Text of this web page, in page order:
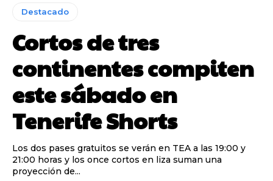
Destacado
Cortos de tres
continentes compiten
este sábado en
Tenerife Shorts
Los dos pases gratuitos se verán en TEA a las 19:00 y
21:00 horas y los once cortos en liza suman una
proyección de...